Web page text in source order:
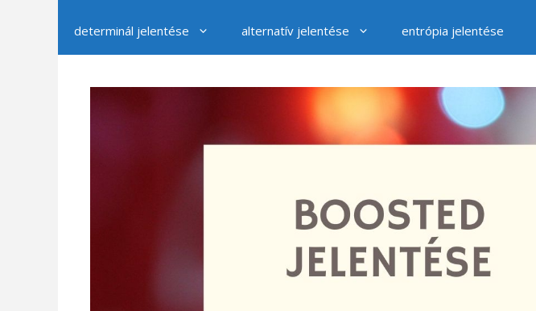
determinál jelentése alternatív jelentése entrópia jelentése